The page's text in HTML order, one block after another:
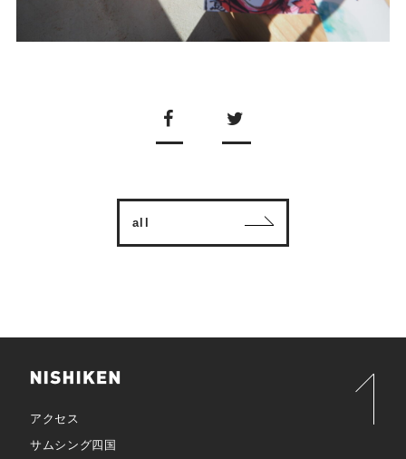
all
アクセス
サムシング四国